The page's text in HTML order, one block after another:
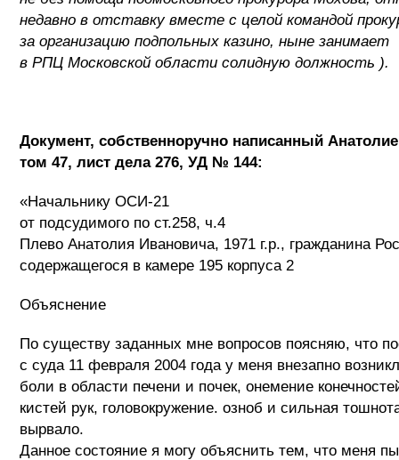
недавно в отставку вместе с целой командой
за организацию подпольных казино, ныне занимает
в РПЦ Московской области солидную должность ).
Документ, собственноручно написанный
том 47, лист дела 276, УД № 144:
«Начальнику ОСИ-21
от подсудимого по ст.258, ч.4
Плево Анатолия Ивановича, 1971 г.р., гражданина
содержащегося в камере 195 корпуса 2
Объяснение
По существу заданных мне вопросов поясняю, что
с суда 11 февраля 2004 года у меня внезапно
боли в области печени и почек, онемение
кистей рук, головокружение. озноб и сильная
вырвало.
Данное состояние я могу объяснить тем, что меня